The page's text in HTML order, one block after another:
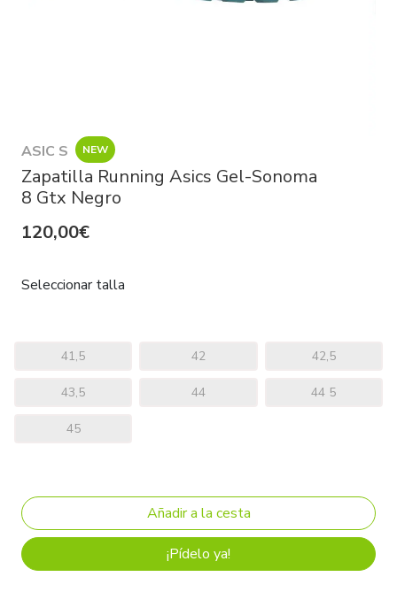
ASIC S NEW
Zapatilla Running Asics Gel-Sonoma
8 Gtx Negro
120,00€
Seleccionar talla
41,5 42 42,5
43,5 44 44 5
45
¡Pídelo ya!